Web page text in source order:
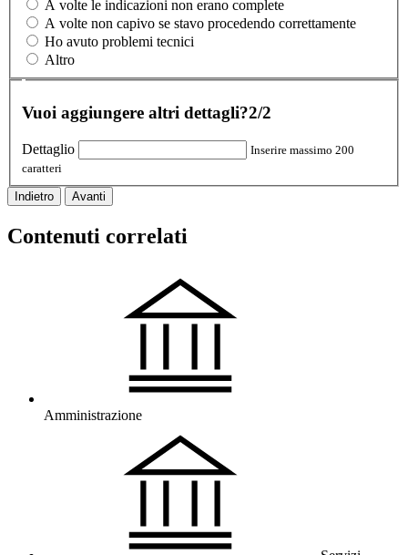
A volte le indicazioni non erano complete
A volte non capivo se stavo procedendo correttamente
Ho avuto problemi tecnici
Altro
Vuoi aggiungere altri dettagli?2/2
Dettaglio
Inserire massimo 200
caratteri
Indietro Avanti
Contenuti correlati
Amministrazione